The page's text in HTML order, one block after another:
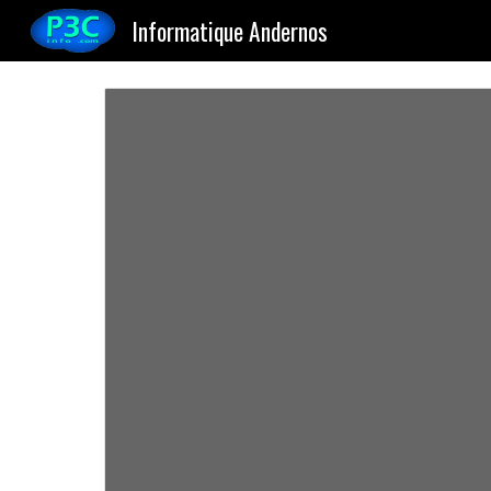
Informatique Andernos